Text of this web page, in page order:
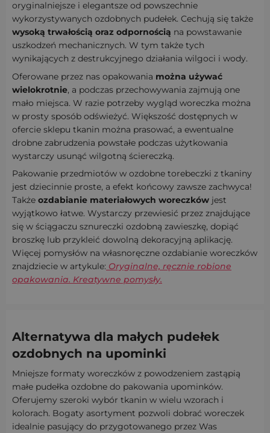
oryginalniejsze i elegantsze od powszechnie
wykorzystywanych ozdobnych pudełek. Cechują się także
wysoką trwałością oraz odpornością na powstawanie
uszkodzeń mechanicznych. W tym także tych
wynikających z destrukcyjnego działania wilgoci i wody.
Oferowane przez nas opakowania można używać
wielokrotnie, a podczas przechowywania zajmują one
mało miejsca. W razie potrzeby wygląd woreczka można
w prosty sposób odświeżyć. Większość dostępnych w
ofercie sklepu tkanin można prasować, a ewentualne
drobne zabrudzenia powstałe podczas użytkowania
wystarczy usunąć wilgotną ściereczką.
Pakowanie przedmiotów w ozdobne torebeczki z tkaniny
jest dziecinnie proste, a efekt końcowy zawsze zachwyca!
Także ozdabianie materiałowych woreczków jest
wyjątkowo łatwe. Wystarczy przewiesić przez znajdujące
się w ściągaczu sznureczki ozdobną zawieszkę, dopiąć
broszkę lub przykleić dowolną dekoracyjną aplikację.
Więcej pomysłów na własnoręczne ozdabianie woreczków
znajdziecie w artykule: Oryginalne, ręcznie robione
opakowania. Kreatywne pomysły.
Alternatywa dla małych pudełek
ozdobnych na upominki
Mniejsze formaty woreczków z powodzeniem zastąpią
małe pudełka ozdobne do pakowania upominków.
Oferujemy szeroki wybór tkanin w wielu wzorach i
kolorach. Bogaty asortyment pozwoli dobrać woreczek
idealnie pasujący do przygotowanego przez Was